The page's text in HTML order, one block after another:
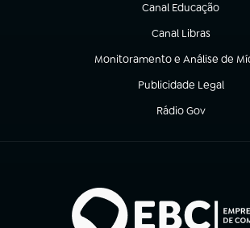
Canal Educação
(abre em nova aba)
Canal Libras
(abre em nova aba)
Monitoramento e Análise de
(abre em nova aba)
Publicidade Legal
(abre em nova aba)
Rádio Gov
(abre em nova aba)